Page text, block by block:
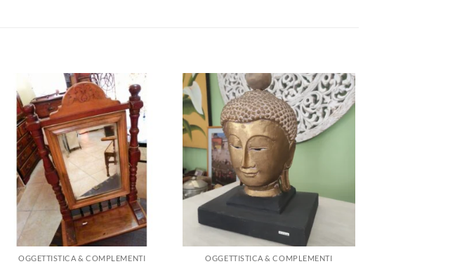
Aggiungi
alla lista
dei
desideri
OGGETTISTICA & COMPLEMENTI
Aggiungi
alla lista
dei
desideri
OGGETTISTICA & COMPLEMENTI